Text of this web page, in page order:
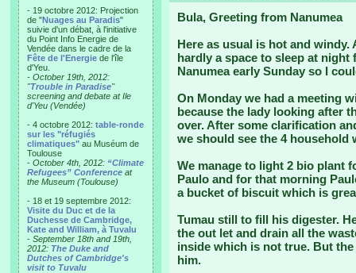
- 19 octobre 2012: Projection
de "Nuages au Paradis"
suivie d'un débat, à l'initiative
du Point Info Energie de
Vendée dans le cadre de la
Fête de l'Energie de l'île
d'Yeu.
- October 19th, 2012:
"Trouble in Paradise"
screening and debate at Ile
d'Yeu (Vendée)
- 4 octobre 2012: table-ronde
sur les "réfugiés
climatiques" au Muséum de
Toulouse
- October 4th, 2012: “Climate
Refugees” Conference at
the Museum (Toulouse)
- 18 et 19 septembre 2012:
Visite du Duc et de la
Duchesse de Cambridge,
Kate and William, à Tuvalu
- September 18th and 19th,
2012: The Duke and
Dutches of Cambridge's
visit to Tuvalu
Bula, Greeting from Nanumea
Here as usual is hot and
hardly a space to sleep at
Nanumea early Sunday so I
On Monday we had a meeting
because the lady looking after
over. After some clarification
we should see the 4 household
We manage to light 2 bio plant
Paulo and for that morning
a bucket of biscuit which is
Tumau still to fill his digester.
the out let and drain all the
inside which is not true. But
him.